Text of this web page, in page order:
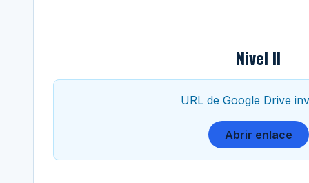
Nivel II
URL de Google Drive
Abrir enlace